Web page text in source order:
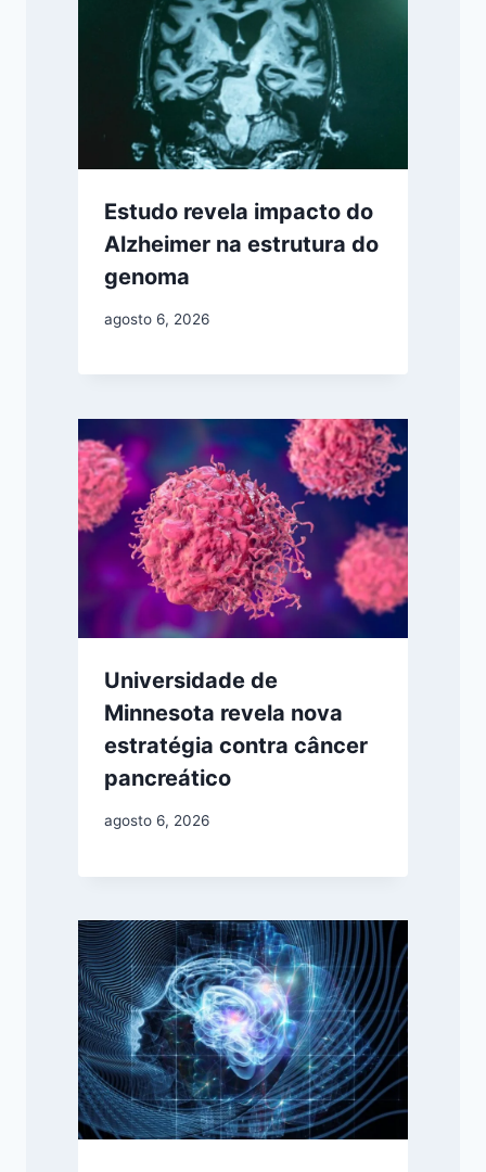
Estudo revela impacto do
Alzheimer na estrutura do
genoma
agosto 6, 2026
Universidade de
Minnesota revela nova
estratégia contra câncer
pancreático
agosto 6, 2026